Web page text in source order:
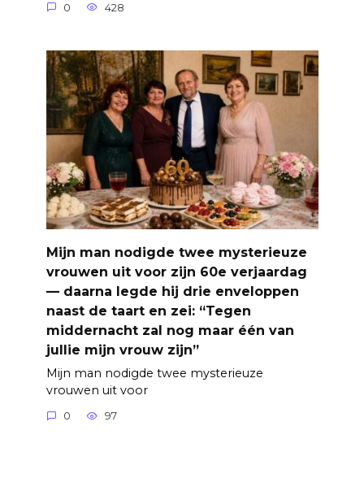
0 428
Mijn man nodigde twee mysterieuze
vrouwen uit voor zijn 60e verjaardag
— daarna legde hij drie enveloppen
naast de taart en zei: “Tegen
middernacht zal nog maar één van
jullie mijn vrouw zijn”
Mijn man nodigde twee mysterieuze
vrouwen uit voor
0 97